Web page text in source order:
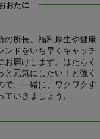
おたに
の所長。福利厚生や健康
ンドをいち早くキャッチ
お届けします。はたらく
と元気にしたい！と強く
で、一緒に、ワクワクす
ていきましょう。